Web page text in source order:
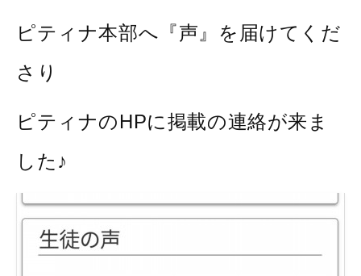
ピティナ本部へ『声』を届けてくだ
さり
ピティナのHPに掲載の連絡が来ま
した♪